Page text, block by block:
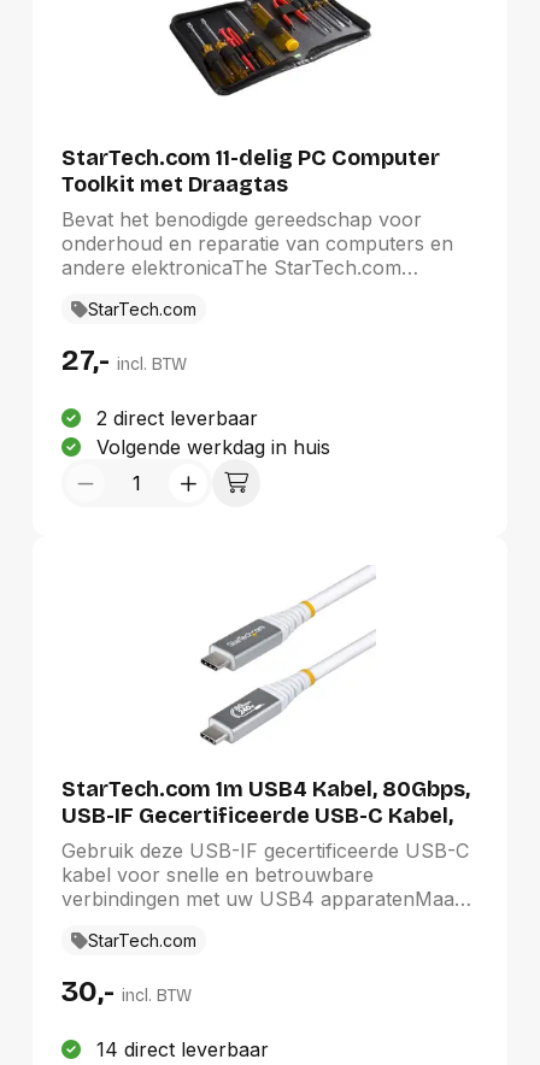
StarTech.com 11-delig PC Computer
Toolkit met Draagtas
Bevat het benodigde gereedschap voor
onderhoud en reparatie van computers en
andere elektronicaThe StarTech.com
StarTech.com
27,- incl. BTW
2 direct leverbaar
Volgende werkdag in huis
StarTech.com 1m USB4 Kabel, 80Gbps,
USB-IF Gecertificeerde USB-C Kabel,
240W PD, 8K 120Hz/4K 240Hz, DP2.1,
DP80, Thunderbolt 4 Compatibel, USB
Type-C Kabel
Gebruik deze USB-IF gecertificeerde USB-C
kabel voor snelle en betrouwbare
verbindingen met uw USB4 apparatenMaak
C® (USB4), Thunderbolt™ en PCIe-
8K/4K-video en 240W Power Delivery. Elke
USB4 specificaties, een unieke eigenschap
StarTech.com
30,- incl. BTW
14 direct leverbaar